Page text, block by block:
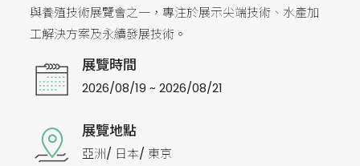
與養殖技術展覽會之一，專注於展示尖端技術、水產加
工解決方案及永續發展技術。
展覽時間
2026/08/19 ~ 2026/08/21
展覽地點
亞洲/ 日本/ 東京